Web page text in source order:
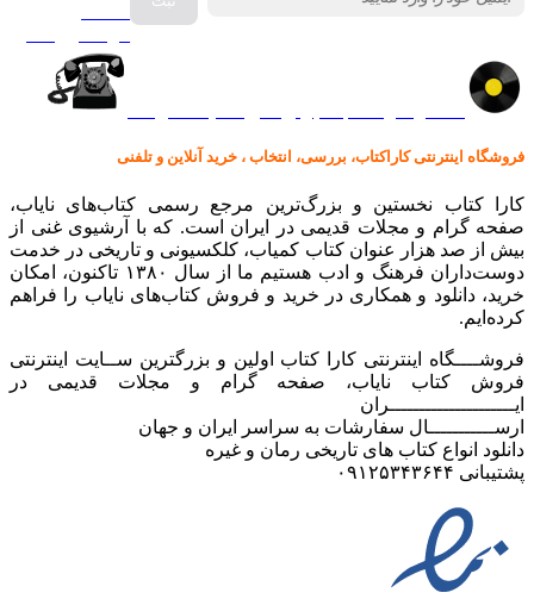
فروشگاه اینترنتی کاراکتاب، بررسی، انتخاب ، خرید آنلاین و تلفنی
کارا کتاب نخستین و بزرگ‌ترین مرجع رسمی کتاب‌های نایاب،
صفحه گرام و مجلات قدیمی در ایران است. که با آرشیوی غنی از
بیش از صد هزار عنوان کتاب کمیاب، کلکسیونی و تاریخی در خدمت
دوست‌داران فرهنگ و ادب هستیم ما از سال ۱۳۸۰ تاکنون، امکان
خرید، دانلود و همکاری در خرید و فروش کتاب‌های نایاب را فراهم
کرده‌ایم.
فروشــــگاه اینترنتی کارا کتاب اولین و بزرگترین ســایت اینترنتی
فروش کتاب نایاب، صفحه گرام و مجلات قدیمی در
ایـــــــــــــــــــــران
ارســـــــــــال سفارشات به سراسر ایران و جهان
دانلود انواع کتاب های تاریخی رمان و غیره
پشتیبانی ۰۹۱۲۵۳۴۳۶۴۴